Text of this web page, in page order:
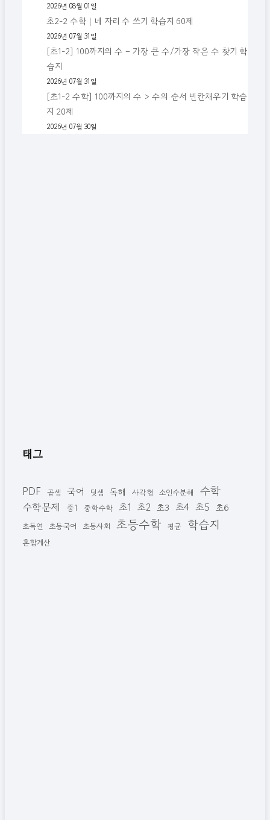
2026년 08월 01일
초2-2 수학 | 네 자리 수 쓰기 학습지 60제
2026년 07월 31일
[초1-2] 100까지의 수 – 가장 큰 수/가장 작은 수 찾기 학
습지
2026년 07월 31일
[초1-2 수학] 100까지의 수 > 수의 순서 빈칸채우기 학습
지 20제
2026년 07월 30일
태그
PDF 곱셈 국어 덧셈 독해 사각형 소인수분해 수학
수학문제 중1 중학수학 초1 초2 초3 초4 초5 초6
초독연 초등국어 초등사회 초등수학 평균 학습지
혼합계산